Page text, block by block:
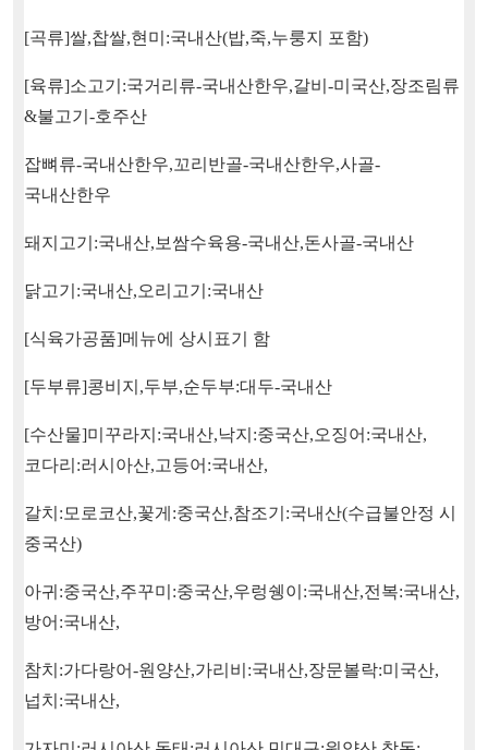
[곡류]쌀,찹쌀,현미 :국내산(밥,죽,누룽지 포함)
[육류]소고기 :국거리류-국내산한우,갈비 -미국산,장조림류
&불고기 -호주산
잡뼈류-국내산한우,꼬리반골-국내산한우,사골-
국내산한우
돼지고기 :국내산, 보쌈수육용-국내산,돈사골-국내산
닭고기 :국내산,오리고기 :국내산
[식육가공품]메뉴에 상시표기 함
[두부류]콩비지 ,두부,순두부:대두-국내산
[수산물]미꾸라지 :국내산,낙지 :중국산,오징어 :국내산,
코다리 :러시아산,고등어 :국내산,
갈치 : 모로코산,꽃게 :중국산,참조기 :국내산(수급불안정 시
중국산)
아귀 :중국산,주꾸미 :중국산,우렁쉥이 :국내산,전복:국내산,
방어 :국내산,
참치 :가다랑어-원양산,가리비 :국내산,장문볼락:미국산,
넙치 :국내산,